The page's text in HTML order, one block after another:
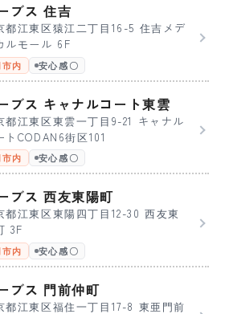
ブス 住吉
都江東区猿江二丁目16-5 住吉メデ
ルモール 6F
市内 安心感〇
ブス キャナルコート東雲
都江東区東雲一丁目9-21 キャナル
トCODAN6街区101
市内 安心感〇
ブス 西友東陽町
都江東区東陽四丁目12-30 西友東
3F
市内 安心感〇
ブス 門前仲町
都江東区福住一丁目17-8 東亜門前